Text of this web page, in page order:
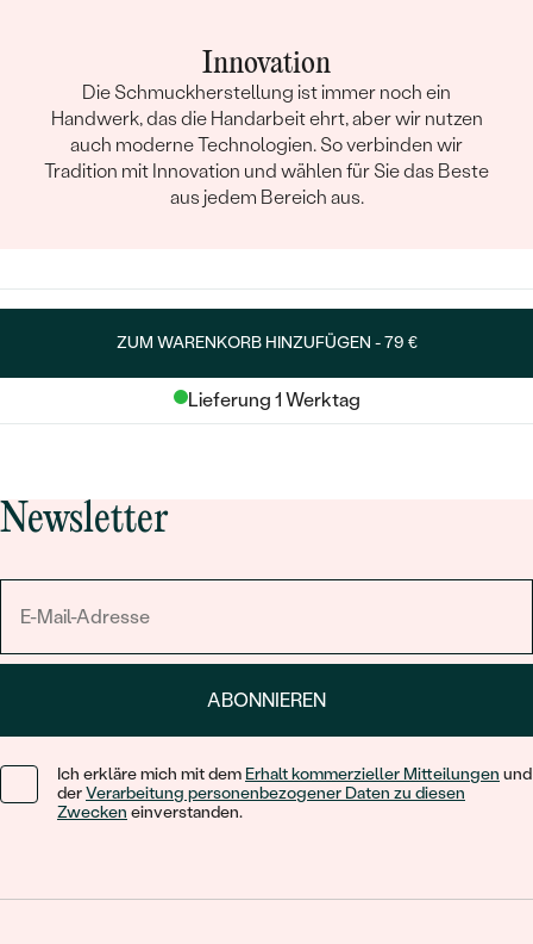
Innovation
Die Schmuckherstellung ist immer noch ein
Handwerk, das die Handarbeit ehrt, aber wir nutzen
auch moderne Technologien. So verbinden wir
Tradition mit Innovation und wählen für Sie das Beste
aus jedem Bereich aus.
ZUM WARENKORB HINZUFÜGEN -79 €
Lieferung 1 Werktag
Newsletter
ABONNIEREN
Ich erkläre mich mit dem Erhalt kommerzieller Mitteilungen und
derVerarbeitung personenbezogener Daten zu diesen
Zwecken einverstanden.